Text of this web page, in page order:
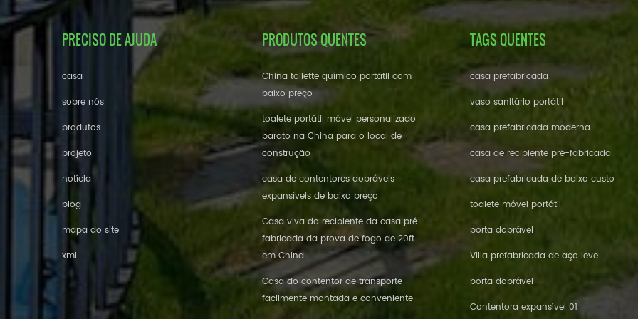
PRECISO DE AJUDA
casa
sobre nós
produtos
projeto
notícia
blog
mapa do site
xml
PRODUTOS QUENTES
China toilette químico portátil com
baixo preço
toalete portátil móvel personalizado
barato na China para o local de
construção
casa de contentores dobráveis ​​
expansíveis de baixo preço
Casa viva do recipiente da casa pré-
fabricada da prova de fogo de 20ft
em China
Casa do contentor de transporte
facilmente montada e conveniente
TAGS QUENTES
casa prefabricada
vaso sanitário portátil
casa prefabricada moderna
casa de recipiente pré-fabricada
casa prefabricada de baixo custo
toalete móvel portátil
porta dobrável
Villa prefabricada de aço leve
porta dobrável
Contentora expansível 01